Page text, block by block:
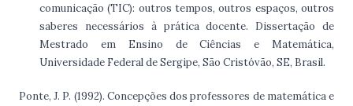
comunicação (TIC): outros tempos, outros espaços, outros
saberes necessários à prática docente. Dissertação de
Mestrado em Ensino de Ciências e Matemática,
Universidade Federal de Sergipe, São Cristóvão, SE, Brasil.
Ponte, J. P. (1992). Concepções dos professores de matemática e